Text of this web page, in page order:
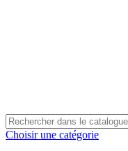
Choisir une catégorie